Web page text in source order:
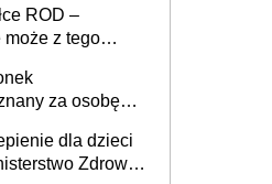
ROD –
z tego
za osobę
dla dzieci
Zdrowia